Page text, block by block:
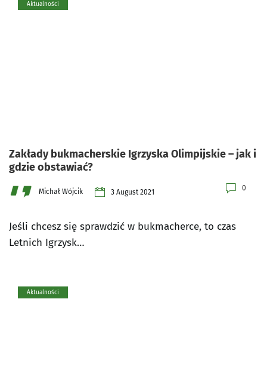
Aktualności
Zakłady bukmacherskie Igrzyska Olimpijskie – jak i
gdzie obstawiać?
Michał Wójcik 3 August 2021 0
Jeśli chcesz się sprawdzić w bukmacherce, to czas
Letnich Igrzysk…
Aktualności